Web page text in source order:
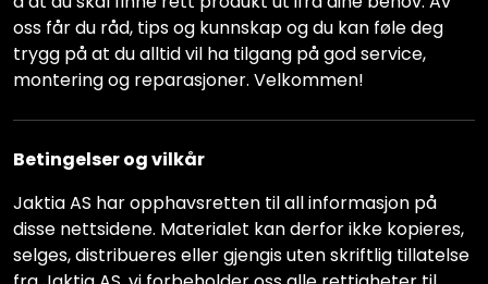
oss får du råd, tips og kunnskap og du kan føle deg
trygg på at du alltid vil ha tilgang på god service,
montering og reparasjoner. Velkommen!
Betingelser og vilkår
Jaktia AS har opphavsretten til all informasjon på
disse nettsidene. Materialet kan derfor ikke kopieres,
selges, distribueres eller gjengis uten skriftlig tillatelse